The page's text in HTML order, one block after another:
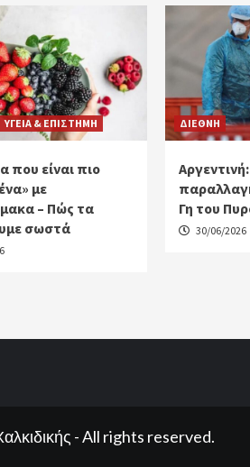
ΥΓΕΙΑ & ΕΠΙΣΤΗΜΗ
που είναι πιο
με
– Πώς τα
σωστά
ΔΙΕΘΝΗ
Γη του
30/06/2026
- All rights reserved.